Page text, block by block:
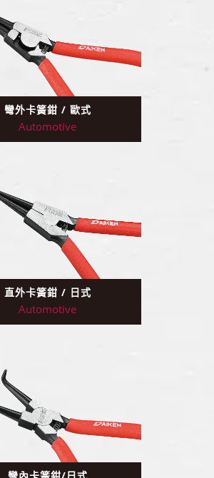
彎外卡簧鉗 / 歐式
Automotive
直外卡簧鉗 / 日式
Automotive
彎內卡簧鉗/日式